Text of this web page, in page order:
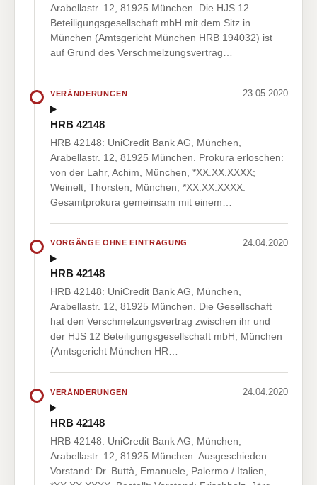
Arabellastr. 12, 81925 München. Die HJS 12
Beteiligungsgesellschaft mbH mit dem Sitz in
München (Amtsgericht München HRB 194032) ist
auf Grund des Verschmelzungsvertrag…
VERÄNDERUNGEN 23.05.2020
HRB 42148
HRB 42148: UniCredit Bank AG, München,
Arabellastr. 12, 81925 München. Prokura erloschen:
von der Lahr, Achim, München, *XX.XX.XXXX;
Weinelt, Thorsten, München, *XX.XX.XXXX.
Gesamtprokura gemeinsam mit einem…
VORGÄNGE OHNE EINTRAGUNG 24.04.2020
HRB 42148
HRB 42148: UniCredit Bank AG, München,
Arabellastr. 12, 81925 München. Die Gesellschaft
hat den Verschmelzungsvertrag zwischen ihr und
der HJS 12 Beteiligungsgesellschaft mbH, München
(Amtsgericht München HR…
VERÄNDERUNGEN 24.04.2020
HRB 42148
HRB 42148: UniCredit Bank AG, München,
Arabellastr. 12, 81925 München. Ausgeschieden:
Vorstand: Dr. Buttà, Emanuele, Palermo / Italien,